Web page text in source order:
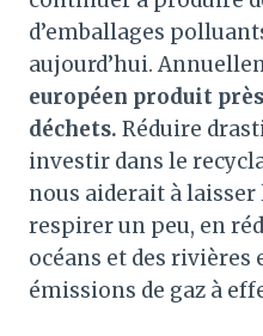
d’emballages
aujourd’hui.
européen produit
déchets. Réduire
investir dans le
nous aiderait à
respirer un peu, en
océans et des rivières
émissions de gaz à